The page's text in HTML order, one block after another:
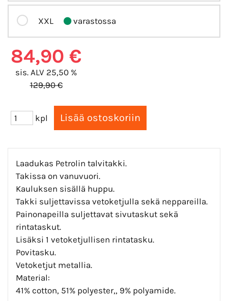
XXL varastossa
84,90 €
sis. ALV 25,50 %
129,90 €
kpl
Laadukas Petrolin talvitakki.
Takissa on vanuvuori.
Kauluksen sisällä huppu.
Takki suljettavissa vetoketjulla sekä neppareilla.
Painonapeilla suljettavat sivutaskut sekä
rintataskut.
Lisäksi 1 vetoketjullisen rintatasku.
Povitasku.
Vetoketjut metallia.
Material:
41% cotton, 51% polyester,, 9% polyamide.